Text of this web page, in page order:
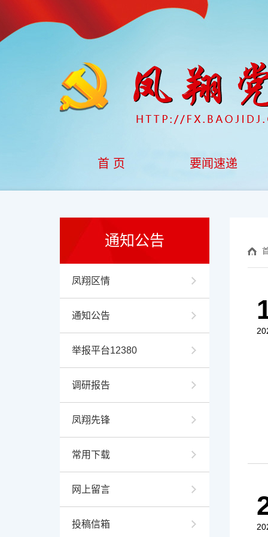
首 页 要闻速递
通知公告
凤翔区情
通知公告
举报平台12380
调研报告
凤翔先锋
常用下载
网上留言
投稿信箱